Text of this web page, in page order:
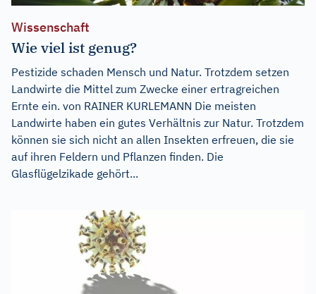
Wissenschaft
Wie viel ist genug?
Pestizide schaden Mensch und Natur. Trotzdem setzen
Landwirte die Mittel zum Zwecke einer ertragreichen
Ernte ein. von RAINER KURLEMANN Die meisten
Landwirte haben ein gutes Verhältnis zur Natur. Trotzdem
können sie sich nicht an allen Insekten erfreuen, die sie
auf ihren Feldern und Pflanzen finden. Die
Glasflügelzikade gehört...